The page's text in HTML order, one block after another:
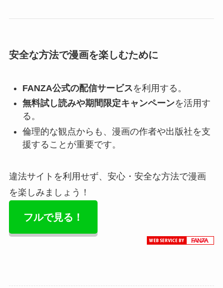
安全な方法で漫画を楽しむために
FANZA公式の配信サービスを利用する。
無料試し読みや期間限定キャンペーンを活用す
る。
倫理的な観点からも、漫画の作者や出版社を支
援することが重要です。
違法サイトを利用せず、安心・安全な方法で漫画
を楽しみましょう！
フルで見る！